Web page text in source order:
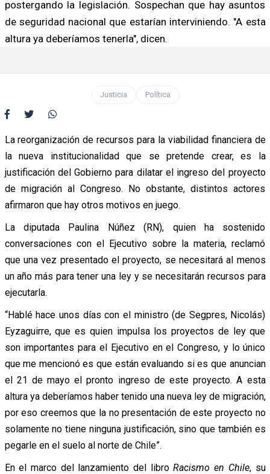
postergando la legislación. Sospechan que hay asuntos
de seguridad nacional que estarían interviniendo. "A esta
altura ya deberíamos tenerla", dicen.
Justicia Política
La reorganización de recursos para la viabilidad financiera de
la nueva institucionalidad que se pretende crear, es la
justificación del Gobierno para dilatar el ingreso del proyecto
de migración al Congreso. No obstante, distintos actores
afirmaron que hay otros motivos en juego.
La diputada Paulina Núñez (RN), quien ha sostenido
conversaciones con el Ejecutivo sobre la materia, reclamó
que una vez presentado el proyecto, se necesitará al menos
un año más para tener una ley y se necesitarán recursos para
ejecutarla.
“Hablé hace unos días con el ministro (de Segpres, Nicolás)
Eyzaguirre, que es quien impulsa los proyectos de ley que
son importantes para el Ejecutivo en el Congreso, y lo único
que me mencionó es que están evaluando si es que anuncian
el 21 de mayo el pronto ingreso de este proyecto. A esta
altura ya deberíamos haber tenido una nueva ley de migración,
por eso creemos que la no presentación de este proyecto no
solamente no tiene ninguna justificación, sino que también es
pegarle en el suelo al norte de Chile”.
En el marco del lanzamiento del libroRacismo en Chile, su